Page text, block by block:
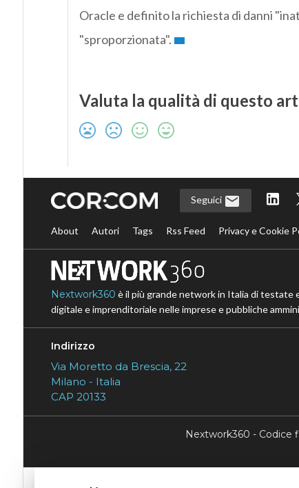
Oracle e definito la richiesta di danni
"sproporzionata".
Valuta la qualità di questo
Seguici
About Autori Tags Rss Feed Privacy e Cookie
Nextwork360 è il più grande network in Italia di testate
digitale e imprenditoriale nelle imprese e pubbliche
Indirizzo
Via Moretto da Brescia, 22
Milano - Italia
CAP 20133
Nextwork360 - Codice